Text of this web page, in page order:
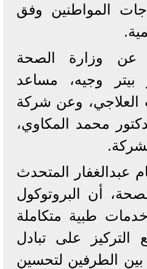
المواطنين وفق
عن وزارة الصحة
بيتر وجيه، مساعد
وعن شركة
محمد المكاوي،
عبدالغفار المتحدث
أن البروتوكول
طبية متكاملة
التركيز على تبادل
بين الطرفين لتحسين